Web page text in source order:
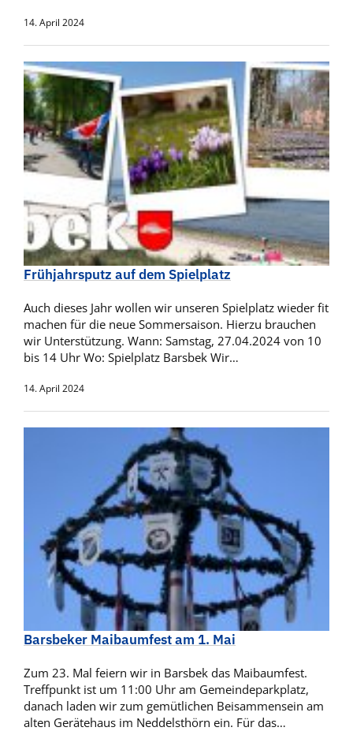
14. April 2024
Frühjahrsputz auf dem Spielplatz
Auch dieses Jahr wollen wir unseren Spielplatz wieder fit
machen für die neue Sommersaison. Hierzu brauchen
wir Unterstützung. Wann: Samstag, 27.04.2024 von 10
bis 14 Uhr Wo: Spielplatz Barsbek Wir…
14. April 2024
Barsbeker Maibaumfest am 1. Mai
Zum 23. Mal feiern wir in Barsbek das Maibaumfest.
Treffpunkt ist um 11:00 Uhr am Gemeindeparkplatz,
danach laden wir zum gemütlichen Beisammensein am
alten Gerätehaus im Neddelsthörn ein. Für das…